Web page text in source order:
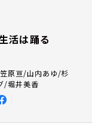
活は踊る
原亘/山内あゆ/杉
/堀井美香